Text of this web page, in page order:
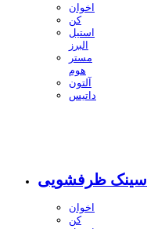
اخوان
کن
استیل
البرز
مستر
هوم
آلتون
داتیس
سینک ظرفشویی
اخوان
کن